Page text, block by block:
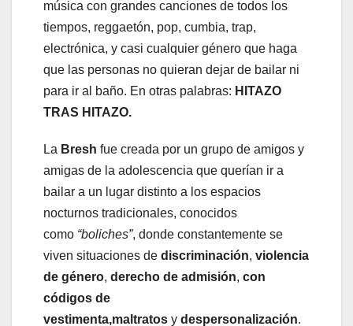
música con grandes canciones de todos los
tiempos, reggaetón, pop, cumbia, trap,
electrónica, y casi cualquier género que haga
que las personas no quieran dejar de bailar ni
para ir al baño. En otras palabras: HITAZO
TRAS HITAZO.
La Bresh fue creada por un grupo de amigos y
amigas de la adolescencia que querían ir a
bailar a un lugar distinto a los espacios
nocturnos tradicionales, conocidos
como “boliches”, donde constantemente se
viven situaciones de discriminación, violencia
de género, derecho de admisión, con
códigos de
vestimenta,maltratos y despersonalización.